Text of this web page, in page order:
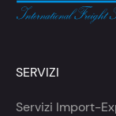
SERVIZI
Servizi Import-